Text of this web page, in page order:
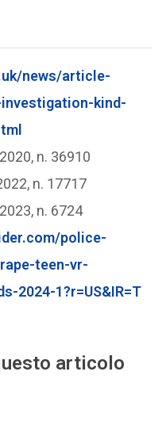
news/article-
kind-
n. 36910
n. 17717
n. 6724
police-
teen-vr-
2024-1?r=US&IR=T
articolo